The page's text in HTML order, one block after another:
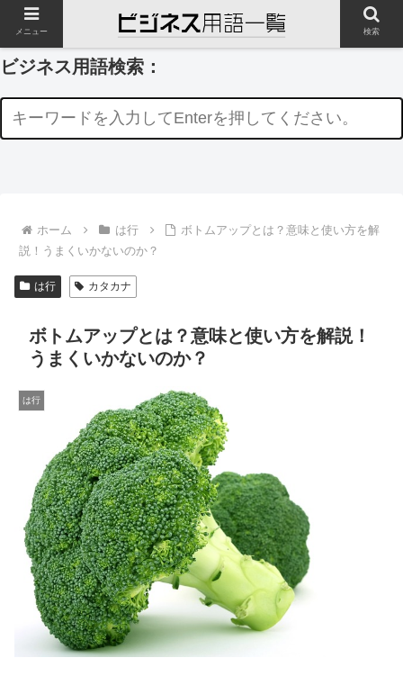
ビジネス用語検索：
ホーム は行
ボトムアップとは？意味と使い方を解
説！うまくいかないのか？
は行 カタカナ
ボトムアップとは？意味と使い方を解説！
うまくいかないのか？
は行
メニュー 検索